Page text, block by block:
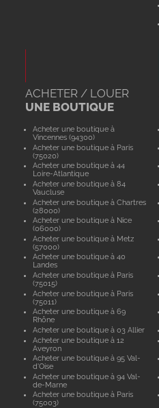
ACHETER / LOUER
UNE BOUTIQUE
Acheter une boutique à
Vincennes (94300)
Acheter une boutique à Paris
(75020)
Acheter une boutique à 44
Loire-Atlantique
Acheter une boutique à 84
Vaucluse
Acheter une boutique à Chartres
(28000)
Acheter une boutique à Nice
(06000)
Acheter une boutique à Metz
(57000)
Acheter une boutique à 40
Landes
Acheter une boutique à Paris
(75015)
Acheter une boutique à Paris
(75011)
Acheter une boutique à 69
Rhône
Acheter une boutique à 03 Allier
Acheter une boutique à 12
Aveyron
Acheter une boutique à 95 Val-
d'Oise
Acheter une boutique à 94 Val-
de-Marne
Acheter une boutique à Paris
(75003)